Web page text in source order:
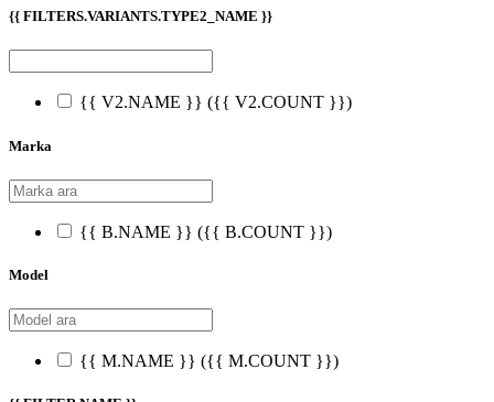
{{ FILTERS.VARIANTS.TYPE2_NAME }}
{{ V2.NAME }} ({{ V2.COUNT }})
Marka
{{ B.NAME }} ({{ B.COUNT }})
Model
{{ M.NAME }} ({{ M.COUNT }})